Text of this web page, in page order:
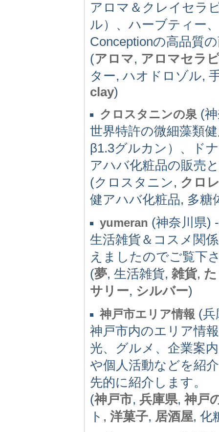
アロマ＆クレイセラ
ル）、ハーブティー
Conceptionの高品質
(アロマ, アロマセラ
ター, ハオドロゾル,
clay)
クロスタニンの泉 (
世界特許の微細藻類
β1.3グルカン）、ド
アハバ化粧品の販売
(クロスタニン, クロ
健アハバ化粧品, 多
yumeran (神奈川県) -
生活雑貨＆コスメ関
えましたのでご覧下
(夢, 生活雑貨, 雑貨,
サリー, シルバー)
神戸市エリア情報 (兵
神戸市内のエリア情
光、グルメ、企業案
や個人活動などを紹
先的に紹介します。
(神戸市, 兵庫県,神戸
ト, 洋菓子, 居酒屋, 化